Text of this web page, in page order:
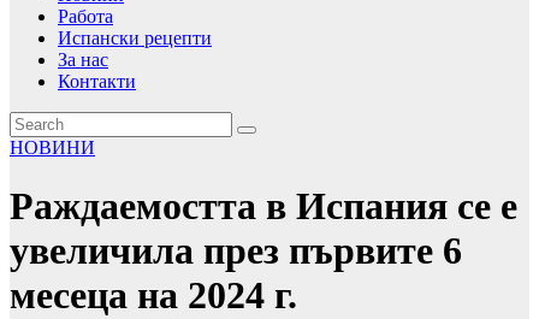
Работа
Испански рецепти
За нас
Контакти
НОВИНИ
Раждаемостта в Испания се е
увеличила през първите 6
месеца на 2024 г.